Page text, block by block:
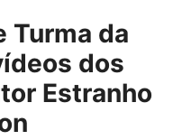
Turma da
dos
Estranho